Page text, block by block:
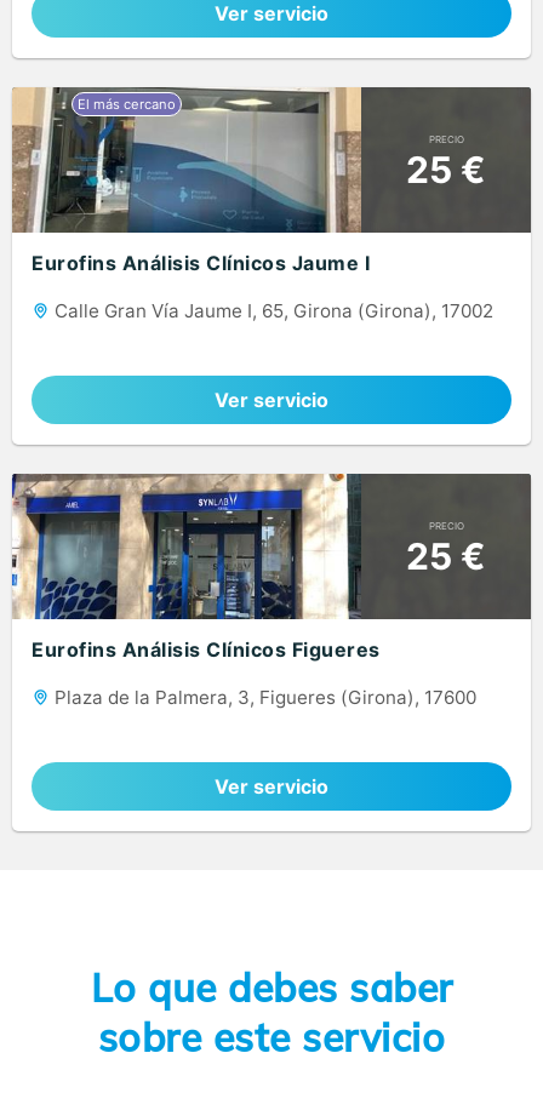
Ver servicio
PRECIO
25 €
Eurofins Análisis Clínicos Jaume I
Calle Gran Vía Jaume I, 65, Girona (Girona), 17002
Ver servicio
PRECIO
25 €
Eurofins Análisis Clínicos Figueres
Plaza de la Palmera, 3, Figueres (Girona), 17600
Ver servicio
Lo que debes saber
sobre este servicio